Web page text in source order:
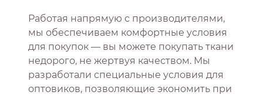
Работая напрямую с производителями,
мы обеспечиваем комфортные условия
для покупок — вы можете покупать ткани
недорого, не жертвуя качеством. Мы
разработали специальные условия для
оптовиков, позволяющие экономить при